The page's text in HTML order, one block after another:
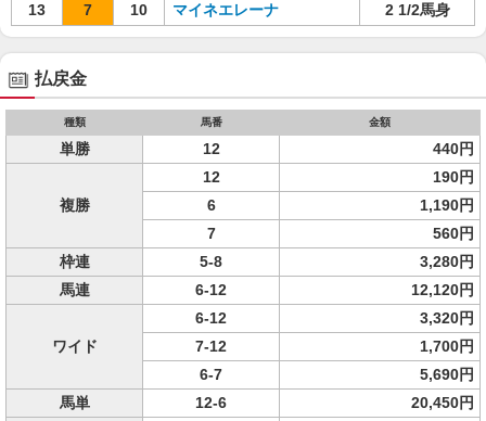
13
7 10 マイネエレーナ 2 1/2馬身
払戻金
種類 馬番 金額
単勝 12 440円
複勝
12
190円
6
1,190円
7
560円
枠連
5-8
3,280円
馬連
6-12 12,120円
ワイド
6-12
3,320円
7-12
1,700円
6-7
5,690円
馬単
12-6
20,450円